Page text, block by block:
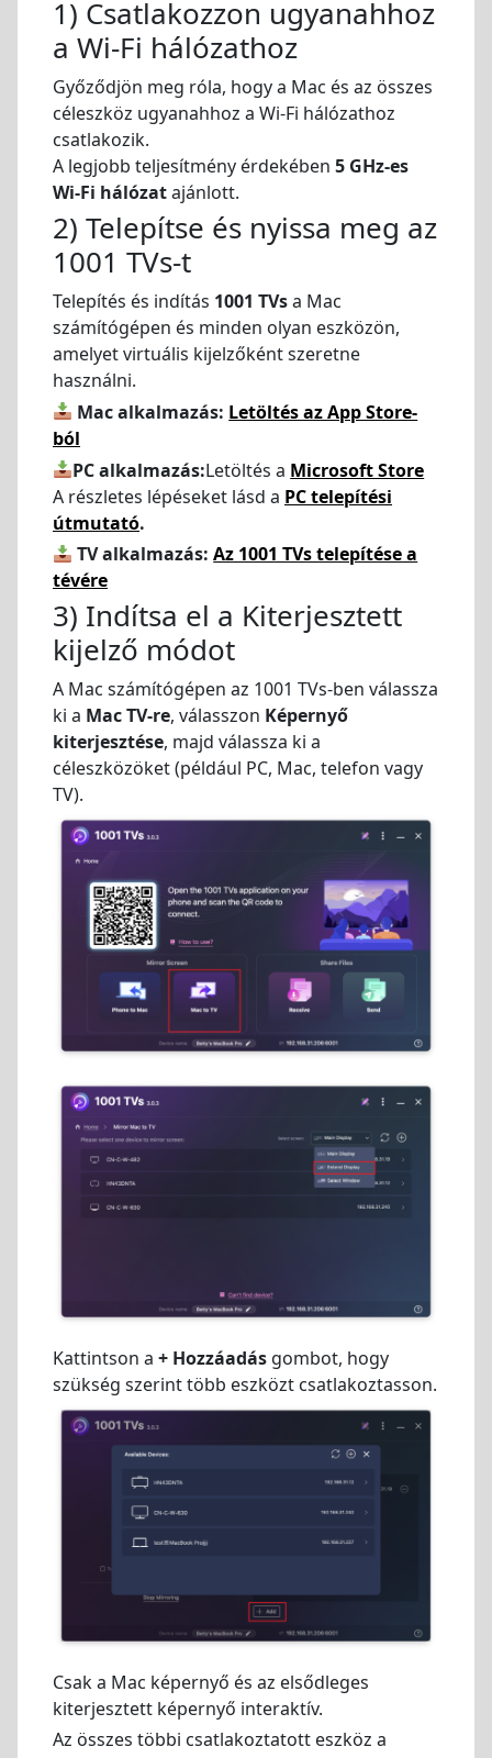
1) Csatlakozzon ugyanahhoz
a Wi-Fi hálózathoz
Győződjön meg róla, hogy a Mac és az összes
céleszköz ugyanahhoz a Wi-Fi hálózathoz
csatlakozik.
A legjobb teljesítmény érdekében 5 GHz-es
Wi-Fi hálózatajánlott.
2) Telepítse és nyissa meg az
1001 TVs-t
Telepítés és indítás 1001 TVsa Mac
számítógépen és minden olyan eszközön,
amelyet virtuális kijelzőként szeretne
használni.
Mac alkalmazás: Letöltés az App Store-
ból
PC alkalmazás:Letöltés a Microsoft Store
A részletes lépéseket lásd a PC telepítési
útmutató.
TV alkalmazás: Az 1001 TVs telepítése a
tévére
3) Indítsa el a Kiterjesztett
kijelző módot
A Mac számítógépen az 1001 TVs-ben válassza
ki a Mac TV-re, válasszon Képernyő
kiterjesztése, majd válassza ki a
céleszközöket (például PC, Mac, telefon vagy
TV).
Kattintson a + Hozzáadás gombot, hogy
szükség szerint több eszközt csatlakoztasson.
Csak a Mac képernyő és az elsődleges
kiterjesztett képernyő interaktív.
Az összes többi csatlakoztatott eszköz a